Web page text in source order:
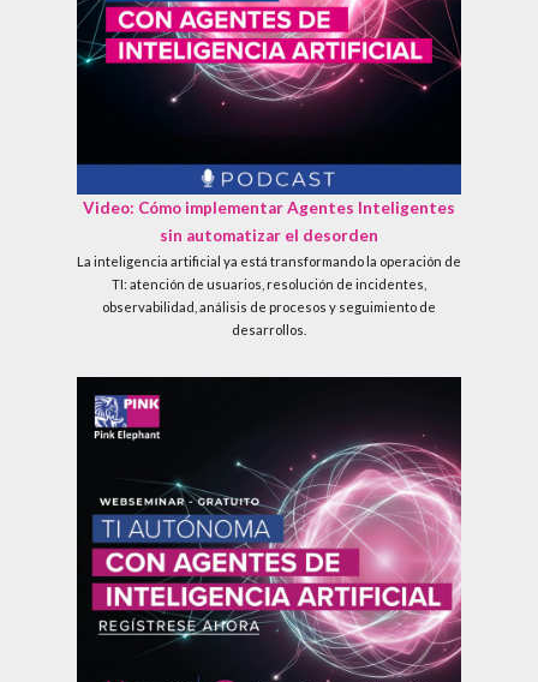
Video: Cómo implementar Agentes Inteligentes
sin automatizar el desorden
La inteligencia artificial ya está transformando la operación de
TI: atención de usuarios, resolución de incidentes,
observabilidad, análisis de procesos y seguimiento de
desarrollos.